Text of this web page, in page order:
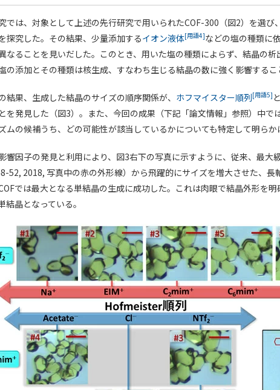
では、対象として上述の先行研究で用いられたCOF-300（図2）を選び
探究した。その結果、少量添加するイオン液体[用語4]などの塩の種類に
なることを見いだした。このとき、用いた塩の種類によらず、結晶の
の添加とその種類は核生成、すなわち生じる結晶の数に強く影響するこ
結果、生成した結晶のサイズの順序関係が、 ホフマイスター順列[用語5]
を発見した（図3）。また、今回の成果（下記「論文情報」参照）中で
ムの候補うち、どの可能性が該当しているかについても特定して明らか
響因子の発見と利用により、図3右下の写真に示すように、従来、最大
52, 2018, 写真中の赤の外形線）から飛躍的にサイズを増大させた、
では最大となる単結晶の生成に成功した。これは肉眼で結晶外形を
結晶となっている。